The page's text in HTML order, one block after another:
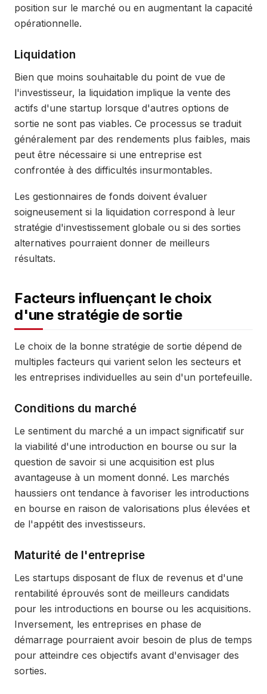
position sur le marché ou en augmentant la capacité
opérationnelle.
Liquidation
Bien que moins souhaitable du point de vue de
l'investisseur, la liquidation implique la vente des
actifs d'une startup lorsque d'autres options de
sortie ne sont pas viables. Ce processus se traduit
généralement par des rendements plus faibles, mais
peut être nécessaire si une entreprise est
confrontée à des difficultés insurmontables.
Les gestionnaires de fonds doivent évaluer
soigneusement si la liquidation correspond à leur
stratégie d'investissement globale ou si des sorties
alternatives pourraient donner de meilleurs
résultats.
Facteurs influençant le choix
d'une stratégie de sortie
Le choix de la bonne stratégie de sortie dépend de
multiples facteurs qui varient selon les secteurs et
les entreprises individuelles au sein d'un portefeuille.
Conditions du marché
Le sentiment du marché a un impact significatif sur
la viabilité d'une introduction en bourse ou sur la
question de savoir si une acquisition est plus
avantageuse à un moment donné. Les marchés
haussiers ont tendance à favoriser les introductions
en bourse en raison de valorisations plus élevées et
de l'appétit des investisseurs.
Maturité de l'entreprise
Les startups disposant de flux de revenus et d'une
rentabilité éprouvés sont de meilleurs candidats
pour les introductions en bourse ou les acquisitions.
Inversement, les entreprises en phase de
démarrage pourraient avoir besoin de plus de temps
pour atteindre ces objectifs avant d'envisager des
sorties.